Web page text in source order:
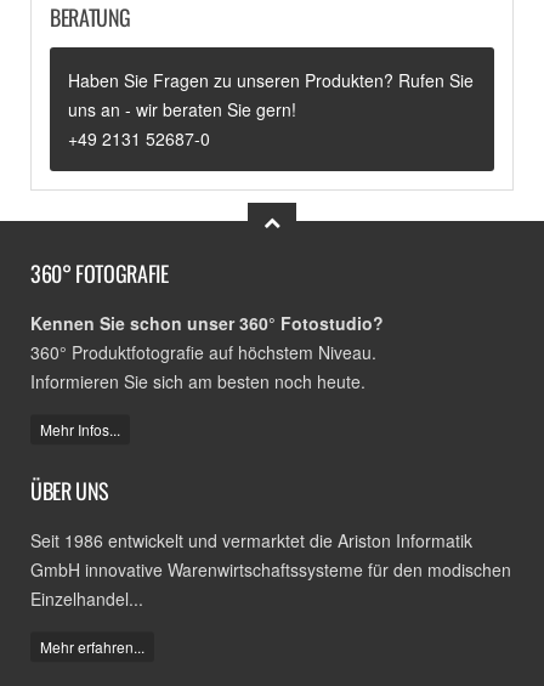
BERATUNG
Haben Sie Fragen zu unseren Produkten? Rufen Sie
uns an - wir beraten Sie gern!
+49 2131 52687-0
360° FOTOGRAFIE
Kennen Sie schon unser 360° Fotostudio?
360° Produktfotografie auf höchstem Niveau.
Informieren Sie sich am besten noch heute.
Mehr Infos...
ÜBER UNS
Seit 1986 entwickelt und vermarktet die Ariston Informatik
GmbH innovative Warenwirtschaftssysteme für den modischen
Einzelhandel...
Mehr erfahren...